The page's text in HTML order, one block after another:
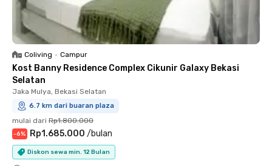
Coliving • Campur
Kost Banny Residence Complex Cikunir Galaxy Bekasi
Selatan
Jaka Mulya, Bekasi Selatan
6.7 km dari buaran plaza
mulai dari Rp1.800.000
-6% Rp1.685.000 /bulan
Diskon sewa min. 12 Bulan